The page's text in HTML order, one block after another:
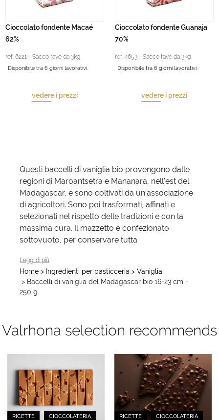
Cioccolato fondente Macaé
62%
ref. 6221 - Sacco fave da 3kg
Disponibile tra 6 giorni lavorativi.
vedere i prezzi
Cioccolato fondente Guanaja
70%
ref. 4653 - Sacco fave da 3kg
Disponibile tra 6 giorni lavorativi.
vedere i prezzi
Questi baccelli di vaniglia bio provengono dalle
regioni di Maroantsetra e Mananara, nell'est del
Madagascar, e sono coltivati da un'associazione
di agricoltori. Sono poi trasformati, affinati e
selezionati nel rispetto delle tradizioni e con la
massima cura. Il mazzetto è confezionato
sottovuoto, per conservare tutta
Leggi di più
Home > Ingredienti per pasticceria > Vaniglia
> Baccelli di vaniglia del Madagascar bio 16-23 cm -
250 g
Valrhona selection recommends
RICETTE CIOCCOLATERIA RICETTE CIOCCOLATERIA